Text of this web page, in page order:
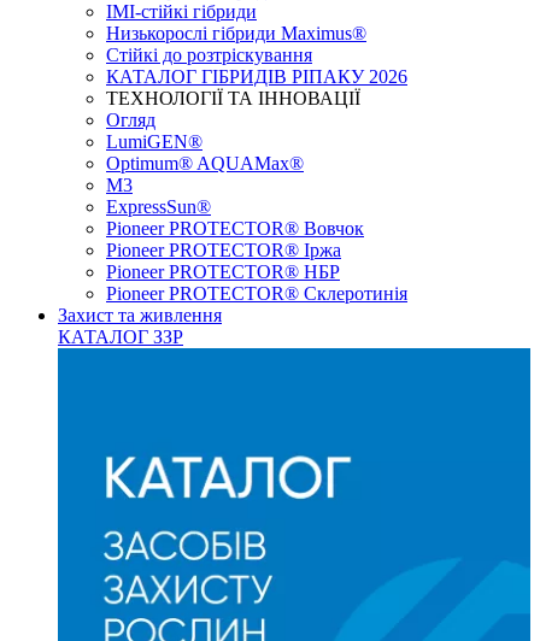
IMI-стійкі гібриди
Низькорослі гібриди Maximus®
Стійкі до розтріскування
КАТАЛОГ ГІБРИДІВ РІПАКУ 2026
ТЕХНОЛОГІЇ ТА ІННОВАЦІЇ
Огляд
LumiGEN®
Optimum® AQUAMax®
М3
ExpressSun®
Pioneer PROTECTOR® Вовчок
Pioneer PROTECTOR® Іржа
Pioneer PROTECTOR® НБР
Pioneer PROTECTOR® Склеротинія
Захист та живлення
КАТАЛОГ ЗЗР